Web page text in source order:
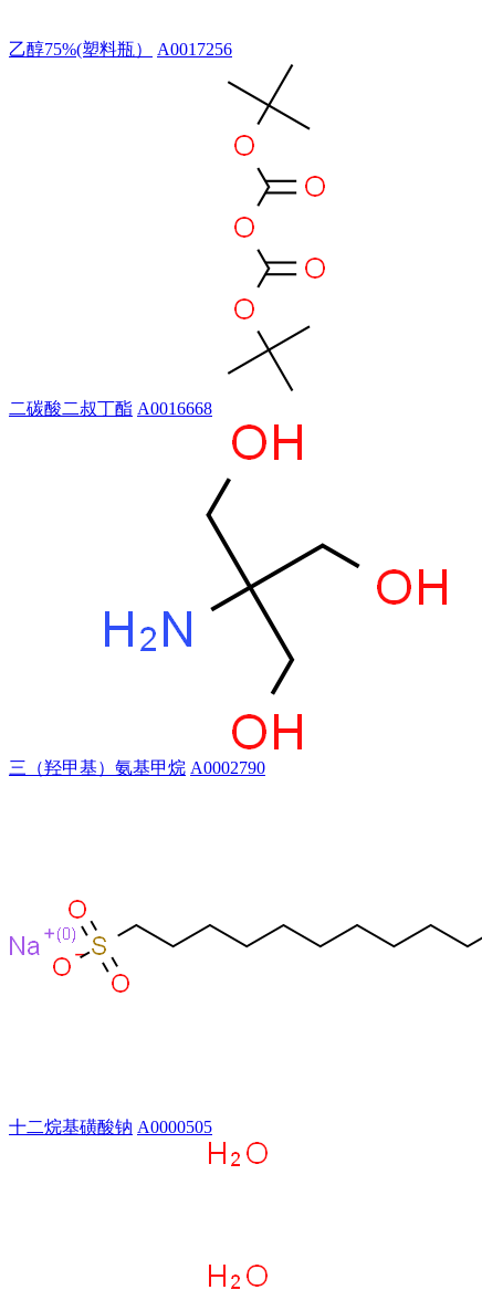
乙醇75%(塑料瓶） A0017256
二碳酸二叔丁酯 A0016668
三（羟甲基）氨基甲烷 A0002790
十二烷基磺酸钠 A0000505